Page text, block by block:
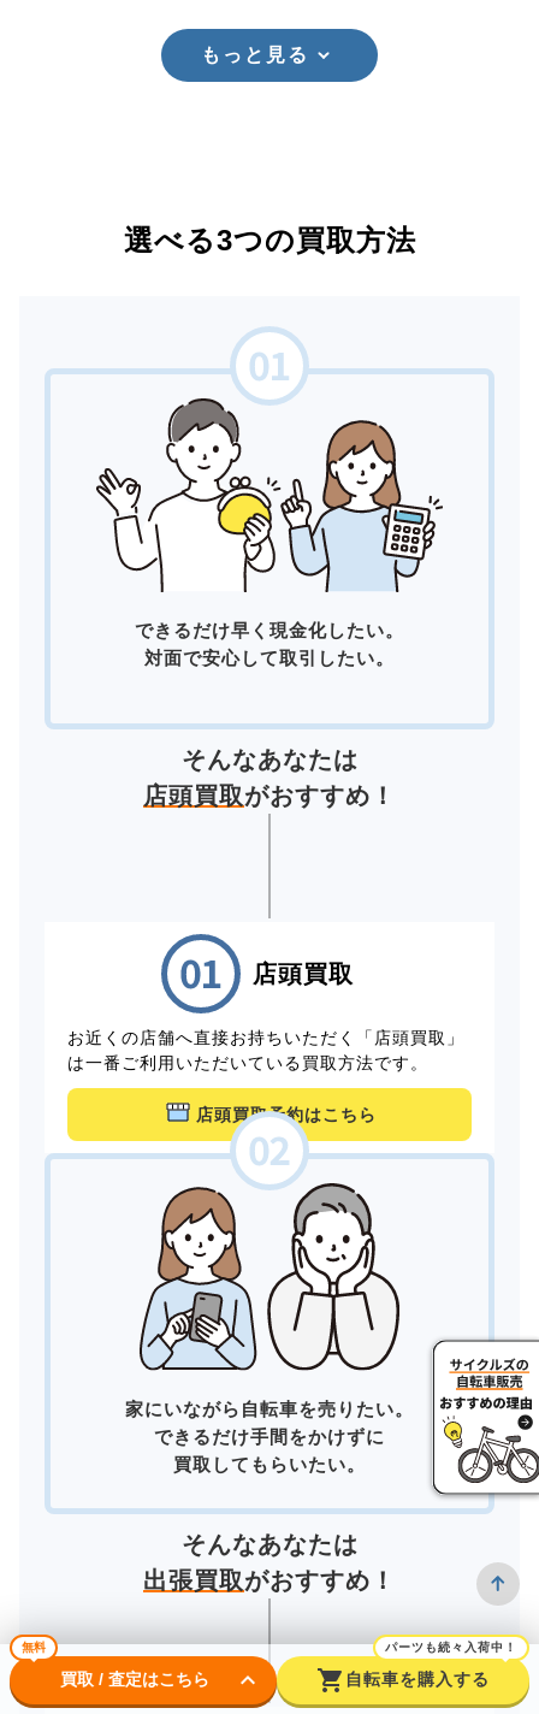
もっと見る
選べる3つの買取方法
できるだけ早く現金化したい。
対面で安心して取引したい。
そんなあなたは
店頭買取がおすすめ！
店頭買取
お近くの店舗へ直接お持ちいただく「店頭買取」
は一番ご利用いただいている買取方法です。
店頭買取予約はこちら
家にいながら自転車を売りたい。
できるだけ手間をかけずに
買取してもらいたい。
そんなあなたは
出張買取がおすすめ！
無料
買取 / 査定はこちら keyboard_arrow_down shopping_cart
パーツも続々入荷中！
自転車を購入する